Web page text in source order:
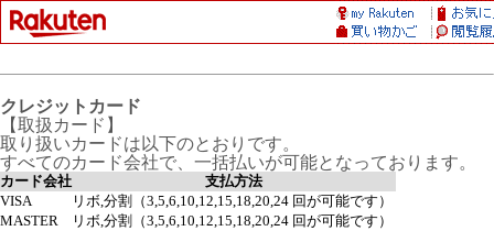
クレジットカード
【取扱カード】
取り扱いカードは以下のとおりです。
すべてのカード会社で、一括払いが可能となっております。
カード会社
支払方法
VISA
リボ,分割（3,5,6,10,12,15,18,20,24 回が可能です）
MASTER
リボ,分割（3,5,6,10,12,15,18,20,24 回が可能です）